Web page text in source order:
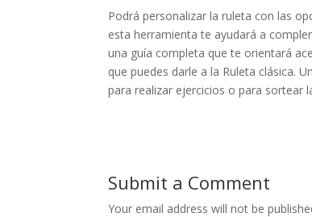
Podrá personalizar la ruleta con las
esta herramienta te ayudará a
una guía completa que te orientará
que puedes darle a la Ruleta clásica.
para realizar ejercicios o para sortear
Submit a Comment
Your email address will not be